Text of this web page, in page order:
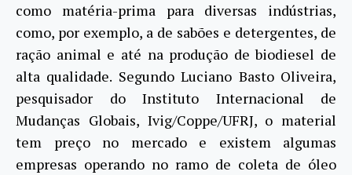
como matéria-prima para diversas indústrias,
como, por exemplo, a de sabões e detergentes, de
ração animal e até na produção de biodiesel de
alta qualidade. Segundo Luciano Basto Oliveira,
pesquisador do Instituto Internacional de
Mudanças Globais, Ivig/Coppe/UFRJ, o material
tem preço no mercado e existem algumas
empresas operando no ramo de coleta de óleo